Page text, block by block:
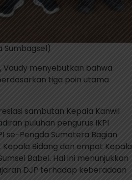
Sumbagsel)
menyebutkan bahwa
tiga poin utama
sambutan Kepala Kanwil
puluhan pengurus IKPI
se-Pengda Sumatera Bagian
Bidang dan empat Kepala
Babel. Hal ini menunjukkan
DJP terhadap keberadaan